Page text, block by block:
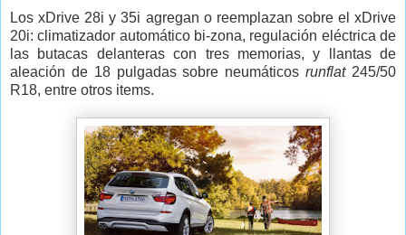
Los xDrive 28i y 35i agregan o reemplazan sobre el xDrive
20i: climatizador automático bi-zona, regulación eléctrica de
las butacas delanteras con tres memorias, y llantas de
aleación de 18 pulgadas sobre neumáticosrunflat245/50
R18, entre otros items.